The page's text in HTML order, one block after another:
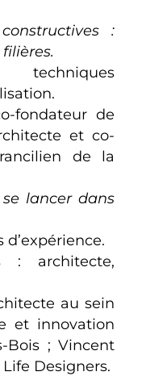
:
fondateur de
et co-
de la
lancer dans
: architecte,
au sein
et innovation
Bois ; Vincent
Designers.